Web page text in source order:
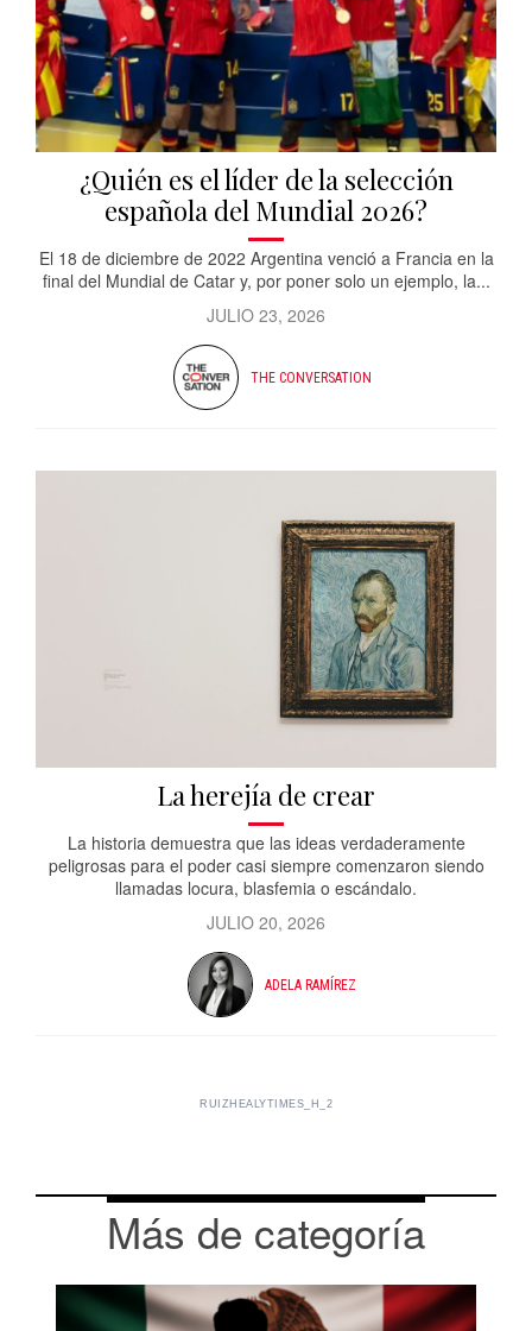
¿Quién es el líder de la selección
española del Mundial 2026?
El 18 de diciembre de 2022 Argentina venció a Francia en la
final del Mundial de Catar y, por poner solo un ejemplo, la...
JULIO 23, 2026
THE CONVERSATION
La herejía de crear
La historia demuestra que las ideas verdaderamente
peligrosas para el poder casi siempre comenzaron siendo
llamadas locura, blasfemia o escándalo.
JULIO 20, 2026
ADELA RAMÍREZ
RUIZHEALYTIMES_H_2
Más de categoría